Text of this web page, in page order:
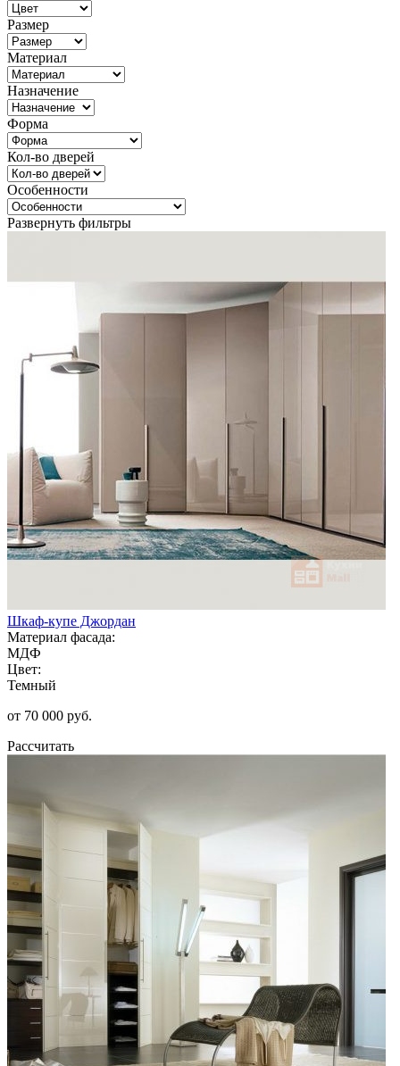
Размер
Материал
Назначение
Форма
Кол-во дверей
Особенности
Развернуть фильтры
Шкаф-купе Джордан
Материал фасада:
МДФ
Цвет:
Темный
от 70 000 руб.
Рассчитать